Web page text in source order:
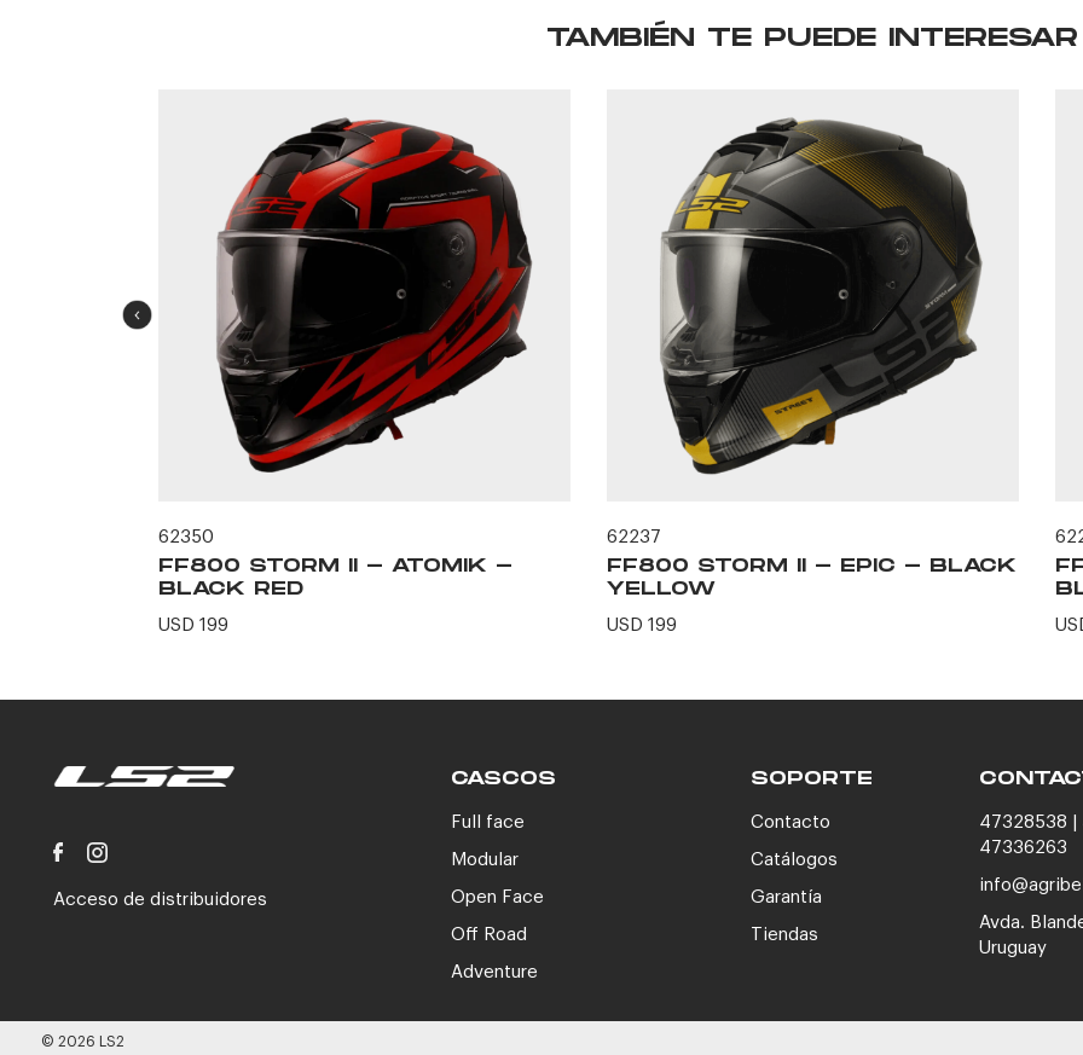
TAMBIÉN TE PUEDE INTERESAR
62350
FF800 STORM II - ATOMIK -
BLACK RED
USD 199
62237
FF800 STORM II - EPIC - BLACK
YELLOW
USD 199
Acceso de distribuidores
CASCOS
Full face
Modular
Open Face
Off Road
Adventure
SOPORTE
Contacto
Catálogos
Garantía
Tiendas
47328538 |
47336263
Avda.
Uruguay
© 2026 LS2